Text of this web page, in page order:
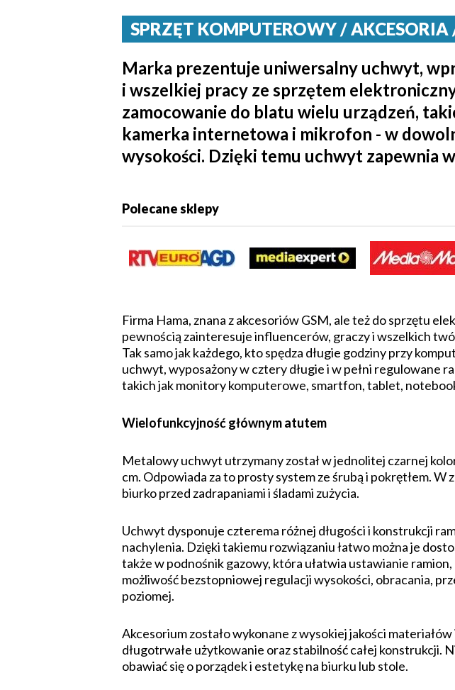
SPRZĘT KOMPUTEROWY /
Marka prezentuje uniwersalny uchwyt,
i wszelkiej pracy ze sprzętem
zamocowanie do blatu wielu urządzeń,
kamerka internetowa i mikrofon - w
wysokości. Dzięki temu uchwyt zapewnia
Polecane sklepy
Firma Hama, znana z akcesoriów GSM, ale też do sprzętu
pewnością zainteresuje influencerów, graczy i wszelkich
Tak samo jak każdego, kto spędza długie godziny przy
uchwyt, wyposażony w cztery długie i w pełni regulowane
takich jak monitory komputerowe, smartfon, tablet,
Wielofunkcyjność głównym atutem
Metalowy uchwyt utrzymany został w jednolitej czarnej
cm. Odpowiada za to prosty system ze śrubą i pokrętłem.
biurko przed zadrapaniami i śladami zużycia.
Uchwyt dysponuje czterema różnej długości i konstrukcji
nachylenia. Dzięki takiemu rozwiązaniu łatwo można je
także w podnośnik gazowy, która ułatwia ustawianie
możliwość bezstopniowej regulacji wysokości, obracania,
poziomej.
Akcesorium zostało wykonane z wysokiej jakości
długotrwałe użytkowanie oraz stabilność całej konstrukcji.
obawiać się o porządek i estetykę na biurku lub stole.